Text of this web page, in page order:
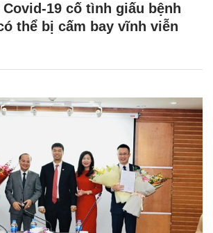
19 cố tình giấu bệnh
thể bị cấm bay vĩnh viễn